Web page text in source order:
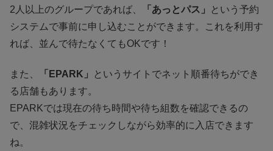
2人以上のグループであれば、 「あっとパス」
という予約
システムで事前に申し込むことができます。これを利用す
れば、並んで待たなくてもOKです！
また、 「EPARK」
というサイトでネット順番待ちができ
る店舗もあります。
EPARKでは現在の待ち時間や待ち組数を確認できるの
で、混雑状況をチェックしながら効率的に入店できます
ね。